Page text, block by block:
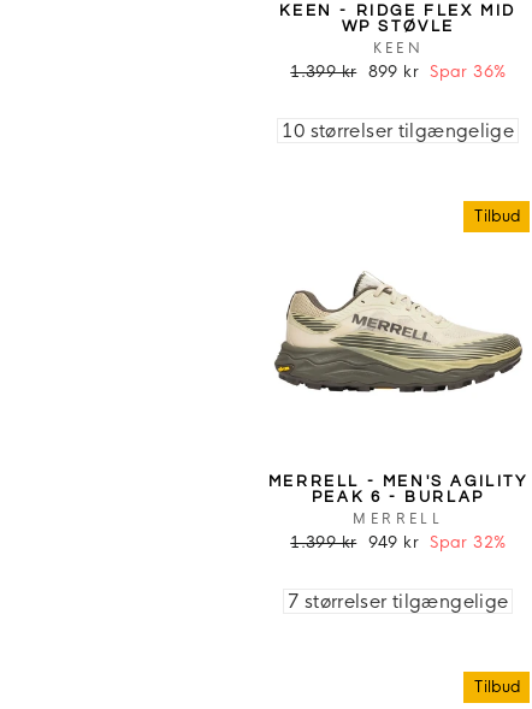
KEEN - RIDGE FLEX MID
WP STØVLE
KEEN
1.399 kr 899 kr Spar 36%
10 størrelser tilgængelige
Tilbud
MERRELL - MEN'S AGILITY
PEAK 6 - BURLAP
MERRELL
1.399 kr 949 kr Spar 32%
7 størrelser tilgængelige
Tilbud